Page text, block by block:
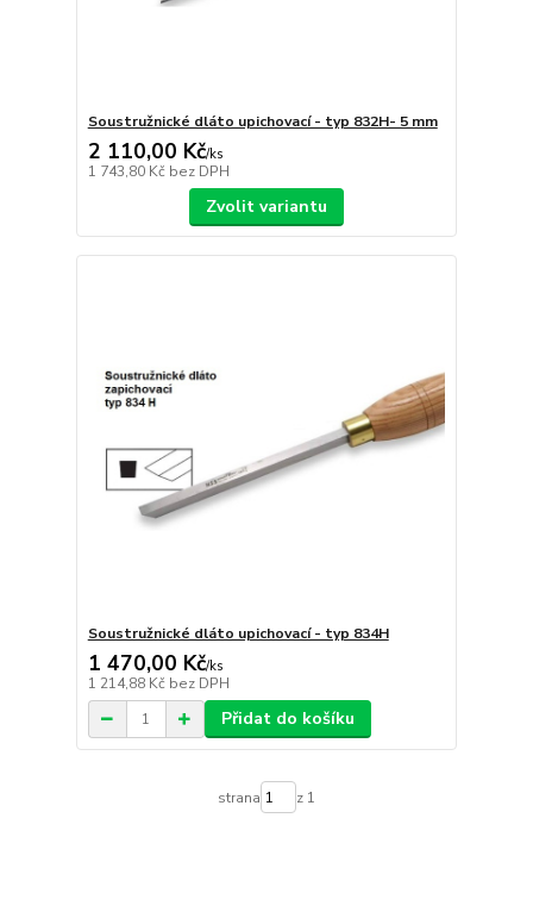
Soustružnické dláto upichovací - typ 832H- 5 mm
2 110,00 Kč/ks
1 743,80 Kč bez DPH
Zvolit variantu
Soustružnické dláto upichovací - typ 834H
1 470,00 Kč/ks
1 214,88 Kč bez DPH
Přidat do košíku
strana z 1